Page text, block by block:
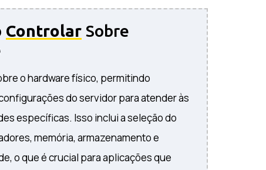
Controlar Sobre
o hardware físico, permitindo
do servidor para atender às
específicas. Isso inclui a seleção do
memória, armazenamento e
o que é crucial para aplicações que